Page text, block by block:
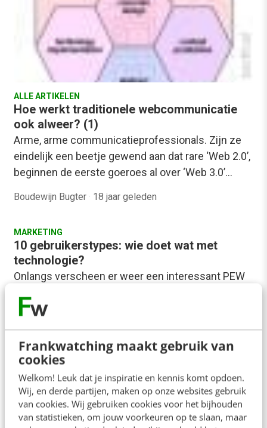
Frankwatching maakt gebruik van
cookies
Welkom! Leuk dat je inspiratie en kennis komt opdoen.
Wij, en derde partijen, maken op onze websites gebruik
van cookies. Wij gebruiken cookies voor het bijhouden
van statistieken, om jouw voorkeuren op te slaan, maar
ALLE ARTIKELEN
Hoe werkt traditionele webcommunicatie
ook alweer? (1)
Arme, arme communicatieprofessionals. Zijn ze
eindelijk een beetje gewend aan dat rare ‘Web 2.0’,
beginnen de eerste goeroes al over ‘Web 3.0’…
Boudewijn Bugter · 18 jaar geleden
MARKETING
10 gebruikerstypes: wie doet wat met
technologie?
Onlangs verscheen er weer een interessant PEW
beschreven wordt welke verschillende types
worden.…
Jacqueline Fackeldey